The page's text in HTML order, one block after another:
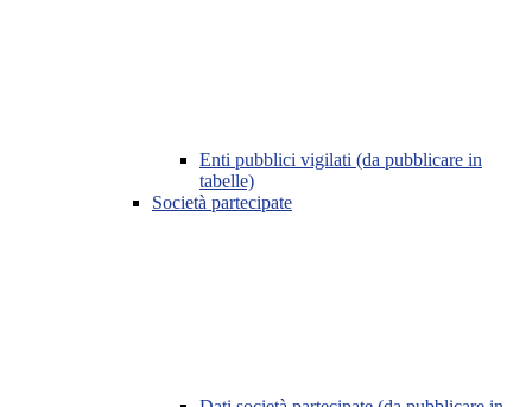
Enti pubblici vigilati (da pubblicare in
tabelle)
Società partecipate